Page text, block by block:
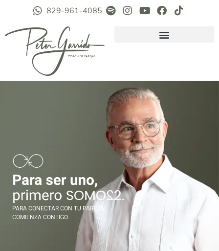
829-961-4085
PARA CONECTAR CON TU PAREJA,
COMIENZA CONTIGO.